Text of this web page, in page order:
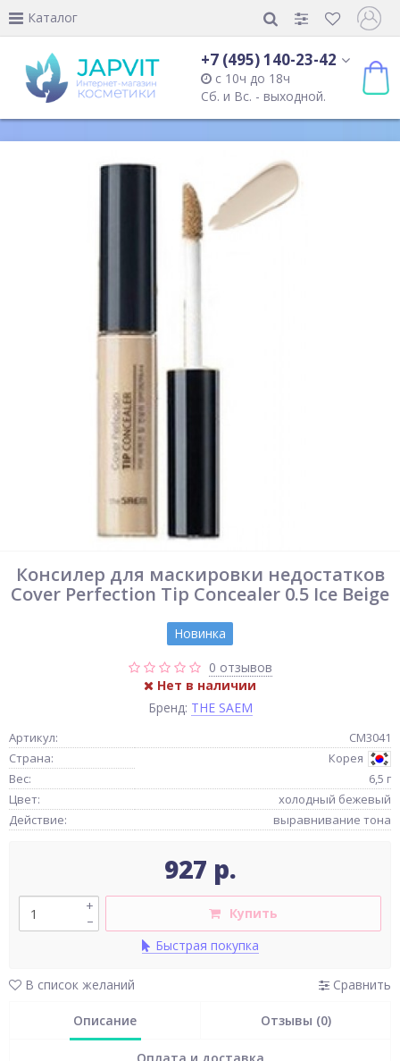
Каталог
+7 (495) 140-23-42
с 10ч до 18ч
Сб. и Вс. - выходной.
Консилер для маскировки недостатков
Cover Perfection Tip Concealer 0.5 Ice Beige
Новинка
0 отзывов
Нет в наличии
Бренд: THE SAEM
Артикул:
СМ3041
Страна:
Корея
Вес:
6,5 г
Цвет:
холодный бежевый
Действие:
выравнивание тона
927 р.
–
+
Купить
Быстрая покупка
В список желаний Сравнить
Описание Отзывы (0)